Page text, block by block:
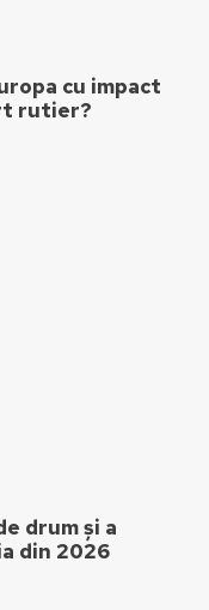
cu impact
rutier?
drum și a
din 2026